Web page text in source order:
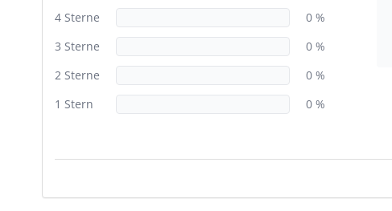
4 Sterne
0 %
3 Sterne
0 %
2 Sterne
0 %
1 Stern
0 %